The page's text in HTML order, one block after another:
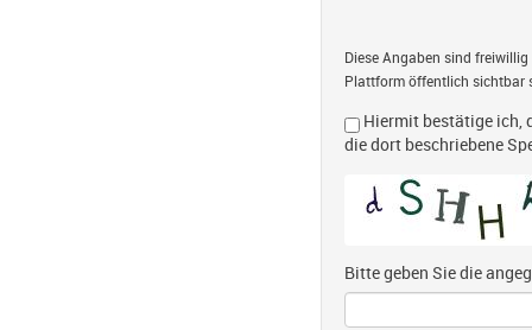
Diese Angaben sind
Plattform öffentlich sichtbar
Hiermit bestätige ich,
die dort beschriebene
Bitte geben Sie die